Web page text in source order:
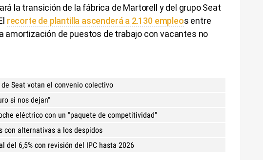
la transición de la fábrica de Martorell y del grupo Seat
recorte de plantilla ascenderá a 2.130 empleos entre
amortización de puestos de trabajo con vacantes no
de Seat votan el convenio colectivo
si nos dejan"
eléctrico con un "paquete de competitividad"
con alternativas a los despidos
del 6,5% con revisión del IPC hasta 2026